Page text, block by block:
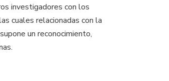
investigadores con los
cuales relacionadas con la
un reconocimiento,